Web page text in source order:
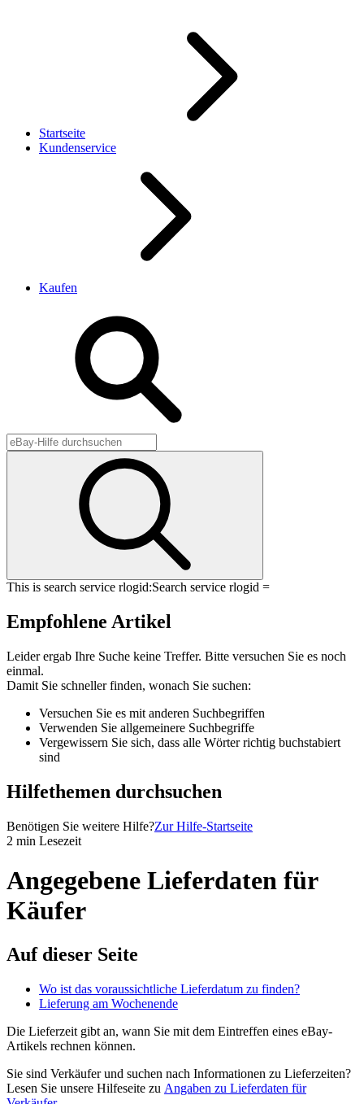
Startseite
Kundenservice
Kaufen
This is search service rlogid:Search service rlogid =
Empfohlene Artikel
Leider ergab Ihre Suche keine Treffer. Bitte versuchen Sie es noch
einmal.
Damit Sie schneller finden, wonach Sie suchen:
Versuchen Sie es mit anderen Suchbegriffen
Verwenden Sie allgemeinere Suchbegriffe
Vergewissern Sie sich, dass alle Wörter richtig buchstabiert
sind
Hilfethemen durchsuchen
Benötigen Sie weitere Hilfe?Zur Hilfe-Startseite
2 min Lesezeit
Angegebene Lieferdaten für
Käufer
Auf dieser Seite
Wo ist das voraussichtliche Lieferdatum zu finden?
Lieferung am Wochenende
Die Lieferzeit gibt an, wann Sie mit dem Eintreffen eines eBay-
Artikels rechnen können.
Sie sind Verkäufer und suchen nach Informationen zu Lieferzeiten?
Lesen Sie unsere Hilfeseite zu Angaben zu Lieferdaten für